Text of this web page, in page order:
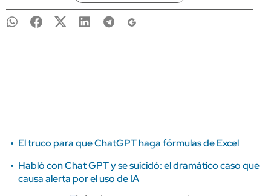
El truco para que ChatGPT haga fórmulas de Excel
Habló con Chat GPT y se suicidó: el dramático caso que
causa alerta por el uso de IA